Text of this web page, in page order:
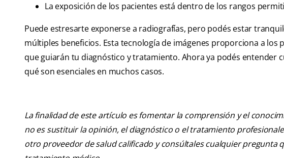
La exposición de los pacientes está dentro de los rangos
Puede estresarte exponerse a radiografías, pero podés estar
múltiples beneficios. Esta tecnología de imágenes proporciona a
que guiarán tu diagnóstico y tratamiento. Ahora ya podés entender
qué son esenciales en muchos casos.
La finalidad de este artículo es fomentar la comprensión y el
no es sustituir la opinión, el diagnóstico o el tratamiento
otro proveedor de salud calificado y consúltales cualquier pregunta